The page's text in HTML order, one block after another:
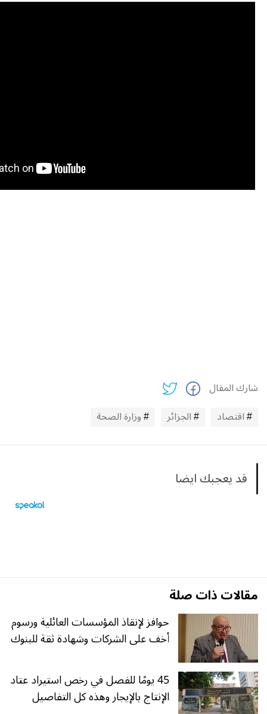
شارك المقال
اقتصاد
الجزائر وزارة الصحة
قد يعجبك ايضا
مقالات ذات صلة
حوافز لإنقاذ المؤسسات العائلية ورسوم
أخف على الشركات وشهادة ثقة للبنوك
45 يومًا للفصل في رخص استيراد عتاد
الإنتاج بالإيجار وهذه كل التفاصيل